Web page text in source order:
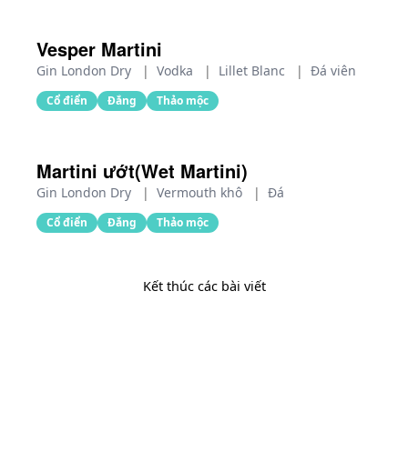
Vesper Martini
Gin London Dry | Vodka | Lillet Blanc | Đá viên
Cổ điển Đắng Thảo mộc
Martini ướt(Wet Martini)
Gin London Dry | Vermouth khô | Đá
Cổ điển Đắng Thảo mộc
Kết thúc các bài viết